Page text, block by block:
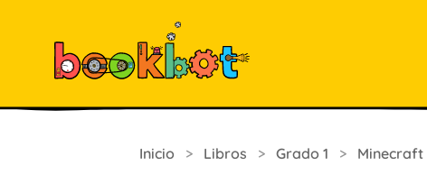
Inicio > Libros > Grado 1 > Minecraft